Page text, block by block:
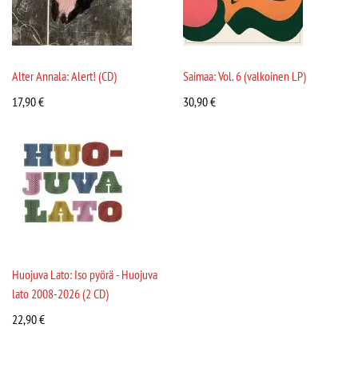
Alter Annala: Alert! (CD)
17,90€
Saimaa: Vol. 6 (valkoinen LP)
30,90€
Huojuva Lato: Iso pyörä - Huojuva
lato 2008-2026 (2 CD)
22,90€